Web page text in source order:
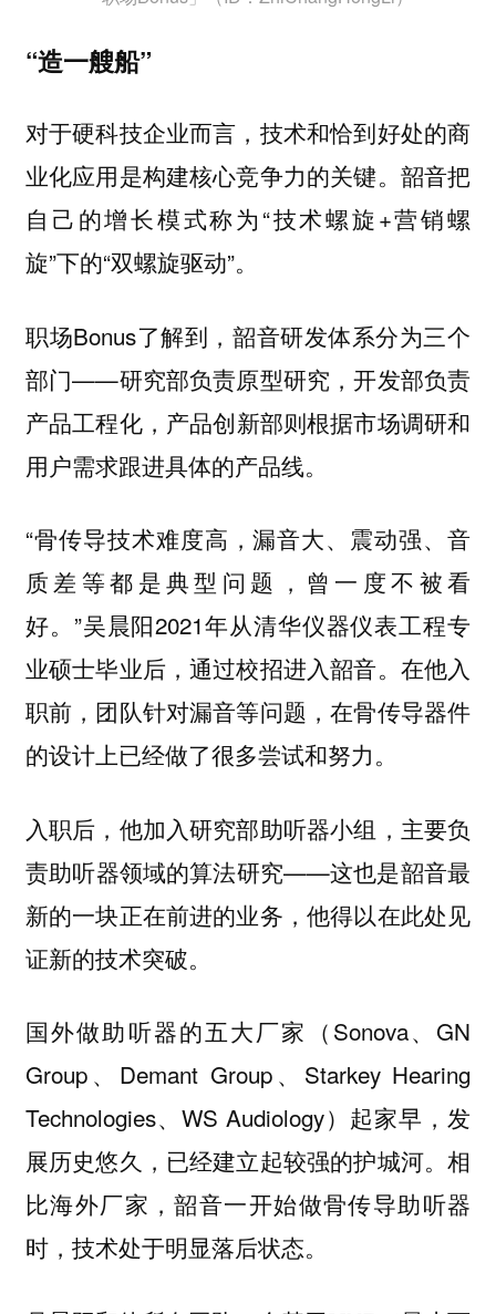
“造一艘船”
对于硬科技企业而言，技术和恰到好处的商
业化应用是构建核心竞争力的关键。韶音把
自己的增长模式称为“技术螺旋+营销螺
旋”下的“双螺旋驱动”。
职场Bonus了解到，韶音研发体系分为三个
部门——研究部负责原型研究，开发部负责
产品工程化， 产品创新部则根据市场调研和
用户需求跟进具体的产品线。
“骨传导技术难度高，漏音大、震动强、音
质差等都是典型问题，曾一度不被看
好。”吴晨阳2021年从清华仪器仪表工程专
业硕士毕业后，通过校招进入韶音。在他入
职前，团队针对漏音等问题，在骨传导器件
的设计上已经做了很多尝试和努力。
入职后，他加入研究部助听器小组，主要负
责助听器领域的算法研究——这也是韶音最
新的一块正在前进的业务，他得以在此处见
证新的技术突破。
国外做助听器的五大厂家（Sonova、GN
Group、Demant Group、Starkey Hearing
Technologies、WS Audiology）起家早，发
展历史悠久，已经建立起较强的护城河。相
比海外厂家，韶音一开始做骨传导助听器
时，技术处于明显落后状态。